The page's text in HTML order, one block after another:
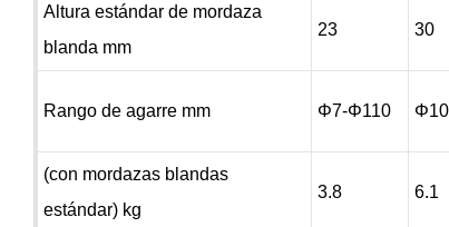
Altura estándar de mordaza
blanda mm
23 30
Rango de agarre mm Φ7-Φ110
(con mordazas blandas
estándar) kg
3.8 6.1